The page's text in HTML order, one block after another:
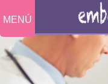
MENÚ